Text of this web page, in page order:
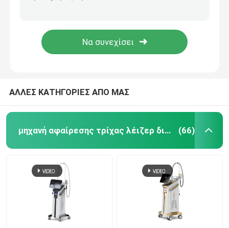
Αφαίρεση τρίχας λέιζερ διόδων SHR
τριπλό λέιζερ διόδων μήκους κύματος
Μηχανή αδυνατίσματος σώματος
μεταστρεφόμενο το q λέιζερ ND yag
ΑΛΛΕΣ ΚΑΤΗΓΟΡΙΕΣ ΑΠΟ ΜΑΣ
μηχανή αφαίρεσης τρίχας λέιζερ διόδων (66)